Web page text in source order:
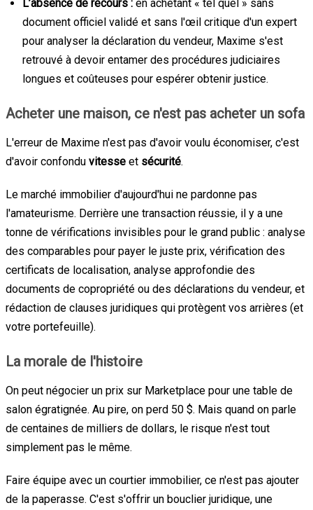
L’absence de recours : en achetant « tel quel » sans
document officiel validé et sans l'œil critique d'un expert
pour analyser la déclaration du vendeur, Maxime s'est
retrouvé à devoir entamer des procédures judiciaires
longues et coûteuses pour espérer obtenir justice.
Acheter une maison, ce n'est pas acheter un sofa
L'erreur de Maxime n'est pas d'avoir voulu économiser, c'est
d'avoir confondu vitesse et sécurité.
Le marché immobilier d'aujourd'hui ne pardonne pas
l'amateurisme. Derrière une transaction réussie, il y a une
tonne de vérifications invisibles pour le grand public : analyse
des comparables pour payer le juste prix, vérification des
certificats de localisation, analyse approfondie des
documents de copropriété ou des déclarations du vendeur, et
rédaction de clauses juridiques qui protègent vos arrières (et
votre portefeuille).
La morale de l'histoire
On peut négocier un prix sur Marketplace pour une table de
salon égratignée. Au pire, on perd 50 $. Mais quand on parle
de centaines de milliers de dollars, le risque n'est tout
simplement pas le même.
Faire équipe avec un courtier immobilier, ce n'est pas ajouter
de la paperasse. C'est s'offrir un bouclier juridique, une